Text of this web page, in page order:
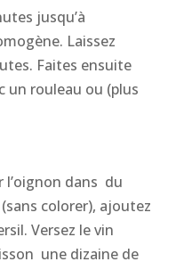
jusqu’à
Laissez
Faites ensuite
un rouleau ou (plus
l’oignon dans du
colorer), ajoutez
Versez le vin
une dizaine de